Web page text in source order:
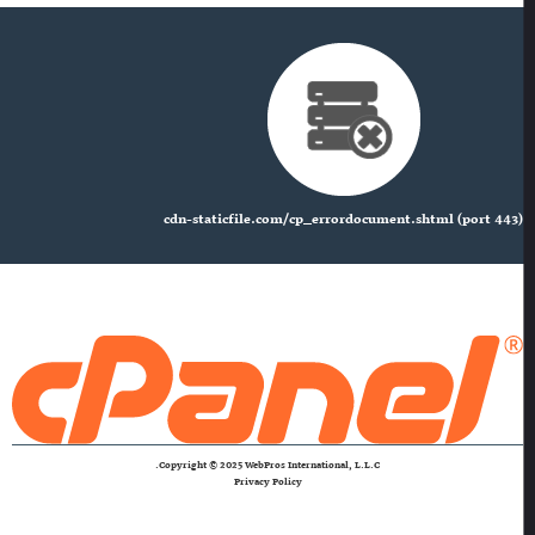
cdn-staticfile.com/cp_errordocument.shtml (port 443)
Copyright © 2025 WebPros International, L.L.C.
Privacy Policy